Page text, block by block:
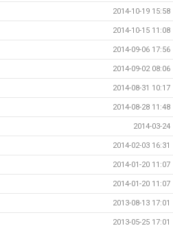
2014-10-19 15:58
2014-10-15 11:08
2014-09-06 17:56
2014-09-02 08:06
2014-08-31 10:17
2014-08-28 11:48
2014-03-24
2014-02-03 16:31
2014-01-20 11:07
2014-01-20 11:07
2013-08-13 17:01
2013-05-25 17:01